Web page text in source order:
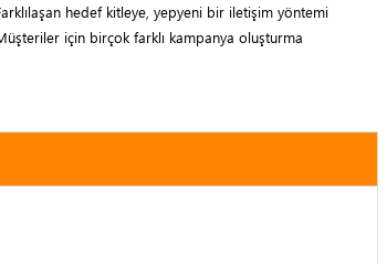
hedef kitleye, yepyeni bir iletişim yöntemi
için birçok farklı kampanya oluşturma